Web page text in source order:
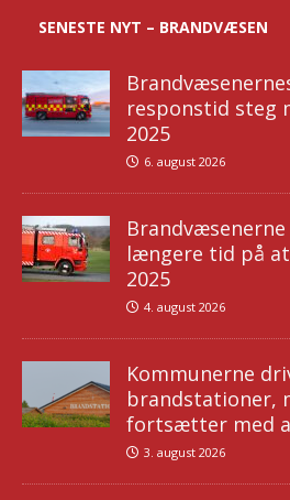
SENESTE NYT – BRANDVÆSEN
responstid steg
2025
6. august 2026
længere tid på
2025
4. august 2026
Kommunerne
brandstationer,
fortsætter med
3. august 2026